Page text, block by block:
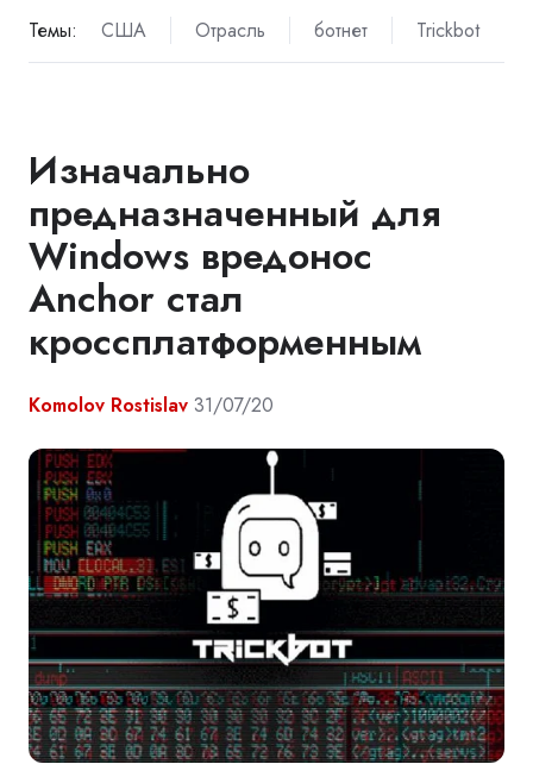
Темы: США Отрасль ботнет Trickbot
Изначально
предназначенный для
Windows вредонос
Anchor стал
кроссплатформенным
Komolov Rostislav 31/07/20